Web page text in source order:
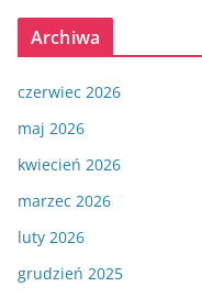
Archiwa
czerwiec 2026
maj 2026
kwiecień 2026
marzec 2026
luty 2026
grudzień 2025